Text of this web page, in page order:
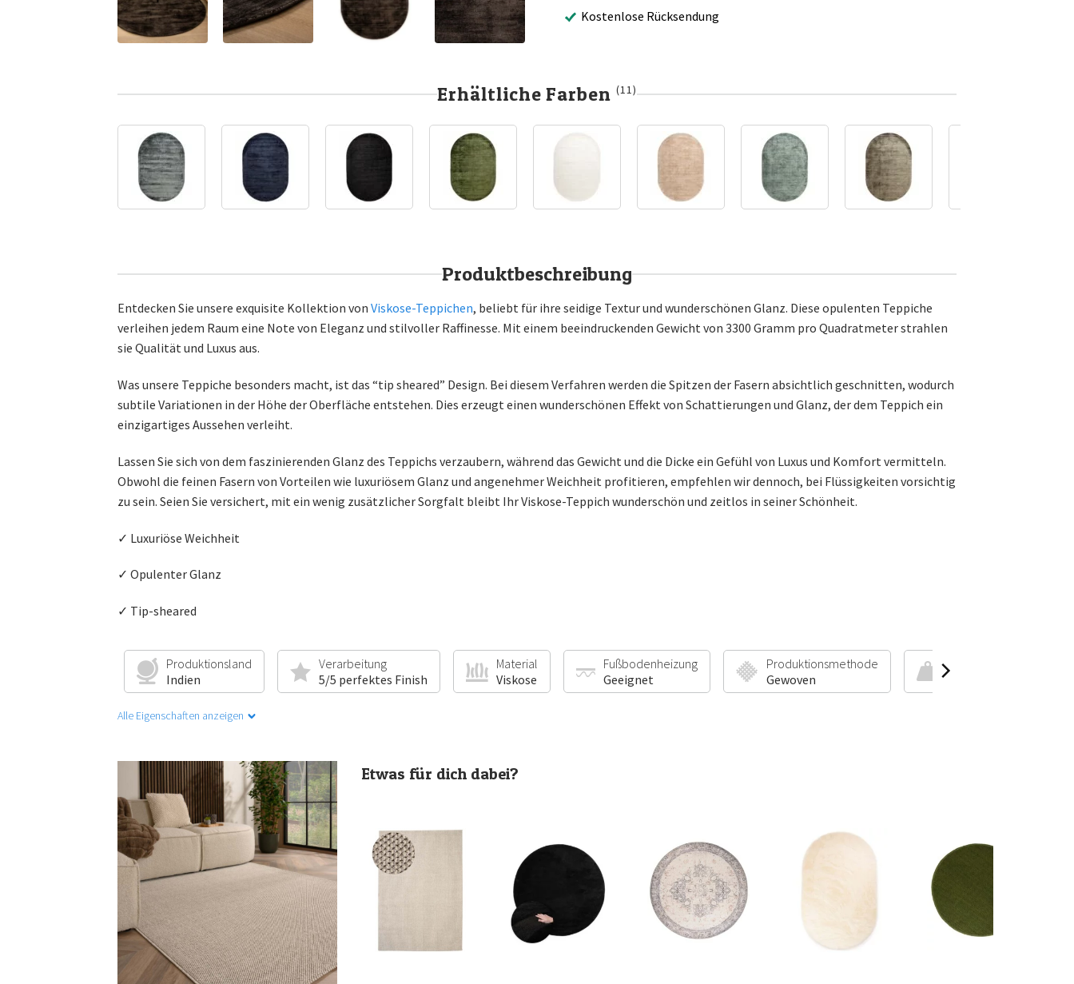
Kostenlose Rücksendung
Erhältliche Farben(11)
Produktbeschreibung
Entdecken Sie unsere exquisite Kollektion von Viskose-Teppichen, beliebt für ihre seidige Textur und wunderschönen Glanz. Diese opulenten Teppiche
verleihen jedem Raum eine Note von Eleganz und stilvoller Raffinesse. Mit einem beeindruckenden Gewicht von 3300 Gramm pro Quadratmeter strahlen
sie Qualität und Luxus aus.
Was unsere Teppiche besonders macht, ist das “tip sheared” Design. Bei diesem Verfahren werden die Spitzen der Fasern absichtlich geschnitten, wodurch
subtile Variationen in der Höhe der Oberfläche entstehen. Dies erzeugt einen wunderschönen Effekt von Schattierungen und Glanz, der dem Teppich ein
einzigartiges Aussehen verleiht.
Lassen Sie sich von dem faszinierenden Glanz des Teppichs verzaubern, während das Gewicht und die Dicke ein Gefühl von Luxus und Komfort vermitteln.
Obwohl die feinen Fasern von Vorteilen wie luxuriösem Glanz und angenehmer Weichheit profitieren, empfehlen wir dennoch, bei Flüssigkeiten vorsichtig
zu sein. Seien Sie versichert, mit ein wenig zusätzlicher Sorgfalt bleibt Ihr Viskose-Teppich wunderschön und zeitlos in seiner Schönheit.
✓ Luxuriöse Weichheit
✓ Opulenter Glanz
✓ Tip-sheared
Produktionsland
Indien
Verarbeitung
5/5 perfektes Finish
Material
Viskose
Fußbodenheizung
Geeignet
Produktionsmethode
Gewoven
Florhöhe & Gewicht
14 mm | 3300 g/m²
Alle Eigenschaften anzeigen
Etwas für dich dabei?